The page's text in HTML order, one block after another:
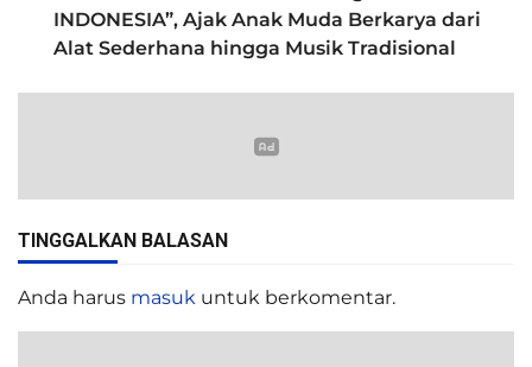
INDONESIA”, Ajak Anak Muda Berkarya dari
Alat Sederhana hingga Musik Tradisional
TINGGALKAN BALASAN
Anda harus masuk untuk berkomentar.